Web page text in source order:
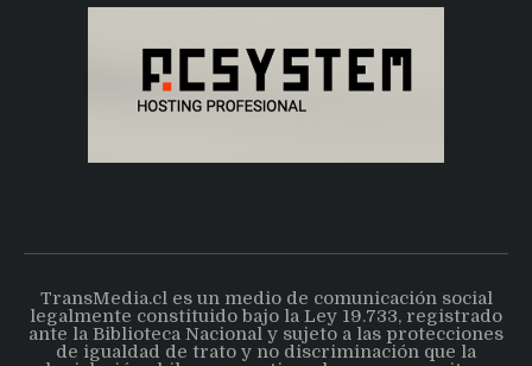
TransMedia.cl es un medio de comunicación social
legalmente constituido bajo la Ley 19.733, registrado
ante la Biblioteca Nacional y sujeto a las protecciones
de igualdad de trato y no discriminación que la